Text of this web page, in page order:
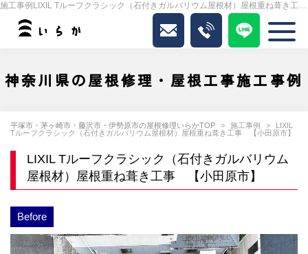
施工事例LIXIL Tルーフクラシック（石付きガルバリウム屋根材）屋根重ね葺き工事 【小田原市】｜いらか
神奈川県の屋根修理・屋根工事施工事例
平塚市・茅ヶ崎市・藤沢市・伊勢原市の屋根修理いらかTOP 施工事例
LIXIL
Tルーフクラシック（石付きガルバリウム屋根材）屋根重ね葺き工事 【小田原市】
LIXIL Tルーフクラシック（石付きガルバリウム
屋根材）屋根重ね葺き工事 【小田原市】
Before